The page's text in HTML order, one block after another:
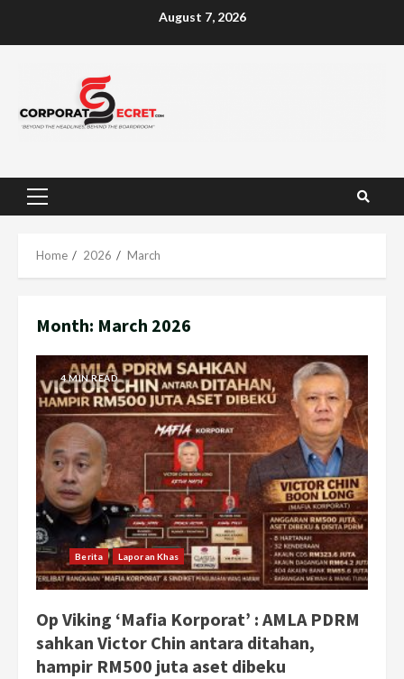
August 7, 2026
Primary
Home 2026 March
Month: March 2026
4 MIN READ
Berita Laporan Khas
Op Viking ‘Mafia Korporat’ : AMLA PDRM
sahkan Victor Chin antara ditahan,
hampir RM500 juta aset dibeku